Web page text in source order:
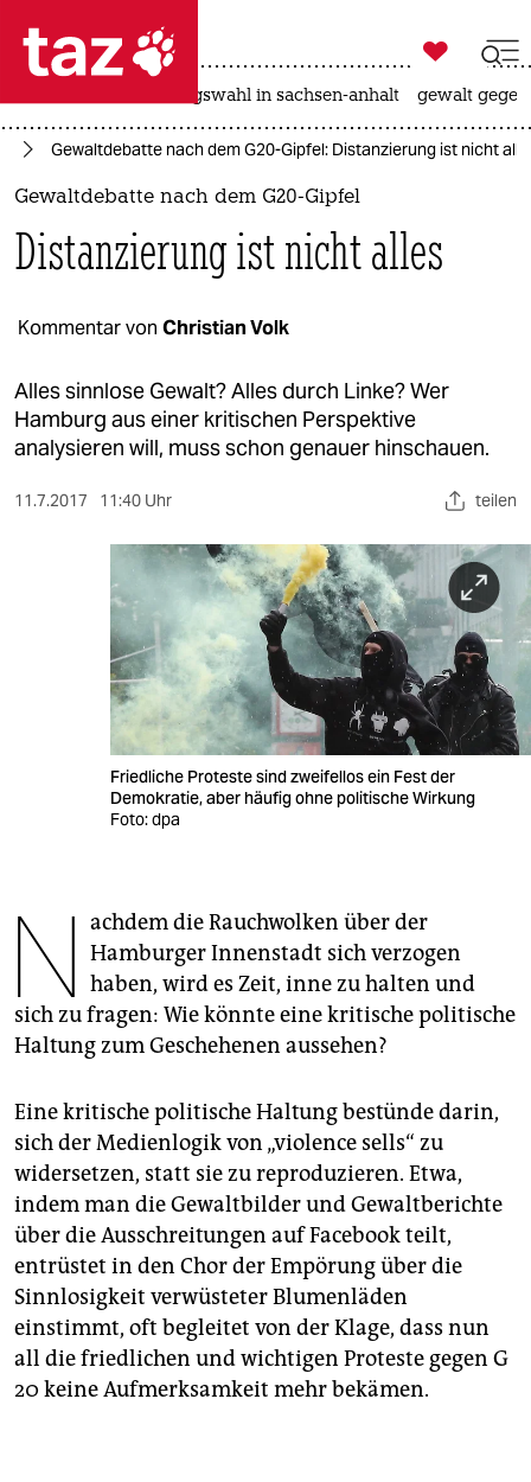
 taz zahl ich
taz zahl ich
politik
öko
gesellschaft
kultur
wahrheit
veranstaltungen
unterstützen
genossenschaft

taz zahl ich
landtagswahl in sachsen-anhalt gewalt
Gewaltdebatte nach dem G20-Gipfel: Distanzierung ist nicht
Gewaltdebatte nach dem G20-Gipfel
Distanzierung ist nicht alles
Kommentar von Christian Volk
Alles sinnlose Gewalt? Alles durch Linke? Wer
Hamburg aus einer kritischen Perspektive
analysieren will, muss schon genauer hinschauen.
11.7.2017 11:40 Uhr teilen
Friedliche Proteste sind zweifellos ein Fest der
Demokratie, aber häufig ohne politische Wirkung
Foto: dpa
N achdem die Rauchwolken über der
Hamburger Innenstadt sich verzogen
haben, wird es Zeit, inne zu halten und
sich zu fragen: Wie könnte eine kritische politische
Haltung zum Geschehenen aussehen?
Eine kritische politische Haltung bestünde darin,
sich der Medienlogik von „violence sells“ zu
widersetzen, statt sie zu reproduzieren. Etwa,
indem man die Gewaltbilder und Gewaltberichte
über die Ausschreitungen auf Facebook teilt,
entrüstet in den Chor der Empörung über die
Sinnlosigkeit verwüsteter Blumenläden
einstimmt, oft begleitet von der Klage, dass nun
all die friedlichen und wichtigen Proteste gegen G
20 keine Aufmerksamkeit mehr bekämen.